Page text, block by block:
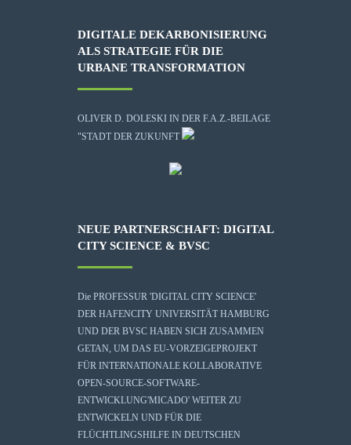
DIGITALE DEKARBONISIERUNG
ALS STRATEGIE FÜR DIE
URBANE TRANSFORMATION
OLIVER D. DOLESKI IN DER F.A.Z.-BEILAGE
"STADT DER ZUKUNFT
NEUE PARTNERSCHAFT: DIGITAL
CITY SCIENCE & BVSC
Die PROFESSUR 'DIGITAL CITY SCIENCE'
DER HAFENCITY UNIVERSITÄT HAMBURG
UND DER BVSC HABEN SICH ZUSAMMEN
GETAN, UM DAS EU-VORZEIGEPROJEKT
FÜR INTERNATIONALE KOLLABORATIVE
OPEN-SOURCE-SOFTWARE-
ENTWICKLUNG'MICADO' WEITER ZU
ENTWICKELN UND FÜR DIE
FLÜCHTLINGSHILFE IN DEUTSCHEN